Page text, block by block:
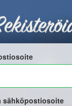
sähköpostiosoite